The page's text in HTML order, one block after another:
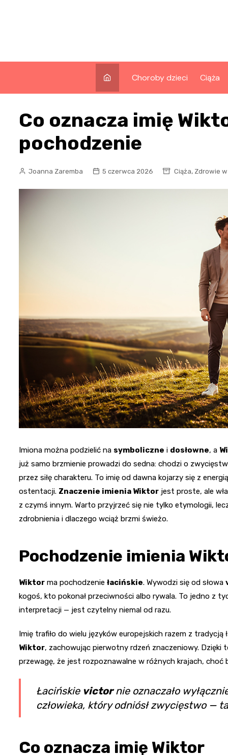
Choroby dzieci Ciąża
Co oznacza imię
pochodzenie
Joanna Zaremba 5 czerwca 2026 Ciąża, Zdrowie
Imiona można podzielić na symboliczne i dosłowne, a
już samo brzmienie prowadzi do sedna: chodzi o
przez siłę charakteru. To imię od dawna kojarzy się z
ostentacji. Znaczenie imienia Wiktor jest proste, ale
z czymś innym. Warto przyjrzeć się nie tylko etymologii,
zdrobnienia i dlaczego wciąż brzmi świeżo.
Pochodzenie imienia
Wiktor ma pochodzenie łacińskie. Wywodzi się od słowa
kogoś, kto pokonał przeciwności albo rywala. To jedno z
interpretacji — jest czytelny niemal od razu.
Imię trafiło do wielu języków europejskich razem z tradycją
Wiktor, zachowując pierwotny rdzeń znaczeniowy. Dzięki
przewagę, że jest rozpoznawalne w różnych krajach, choć
Łacińskie victornie oznaczało
człowieka, który odniósł zwycięstwo —
Co oznacza imię Wiktor